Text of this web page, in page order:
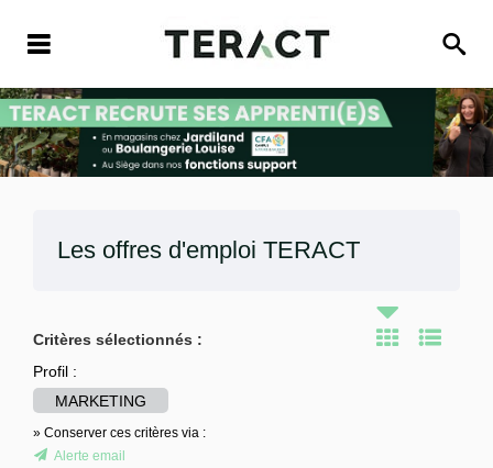
Les offres d'emploi TERACT
Critères sélectionnés :
Profil :
MARKETING
» Conserver ces critères via :
Alerte email